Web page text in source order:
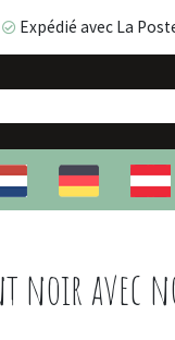
Expédié avec La
Expédié avec La Poste/
noir avec